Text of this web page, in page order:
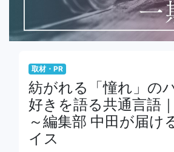
取材・PR
紡がれる「憧れ」の
好きを語る共通言語
～編集部 中田が届け
イス